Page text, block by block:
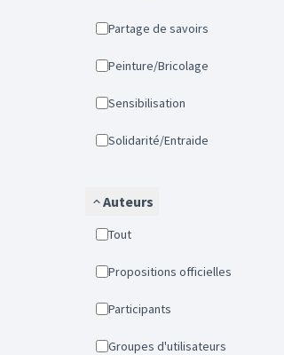
Partage de savoirs
Peinture/Bricolage
Sensibilisation
Solidarité/Entraide
Auteurs
Tout
Propositions officielles
Participants
Groupes d'utilisateurs